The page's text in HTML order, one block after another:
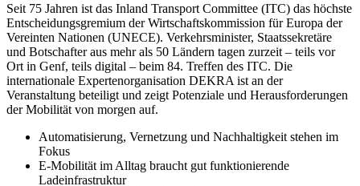
Seit 75 Jahren ist das Inland Transport Committee (ITC) das höchste
Entscheidungsgremium der Wirtschaftskommission für Europa der
Vereinten Nationen (UNECE). Verkehrsminister, Staatssekretäre
und Botschafter aus mehr als 50 Ländern tagen zurzeit – teils vor
Ort in Genf, teils digital – beim 84. Treffen des ITC. Die
internationale Expertenorganisation DEKRA ist an der
Veranstaltung beteiligt und zeigt Potenziale und Herausforderungen
der Mobilität von morgen auf.
Automatisierung, Vernetzung und Nachhaltigkeit stehen im
Fokus
E-Mobilität im Alltag braucht gut funktionierende
Ladeinfrastruktur